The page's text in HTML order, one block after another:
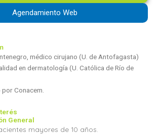
Agendamiento Web
médico cirujano (U. de Antofagasta)
en dermatología (U. Católica de Río de
Conacem.
General
mayores de 10 años.